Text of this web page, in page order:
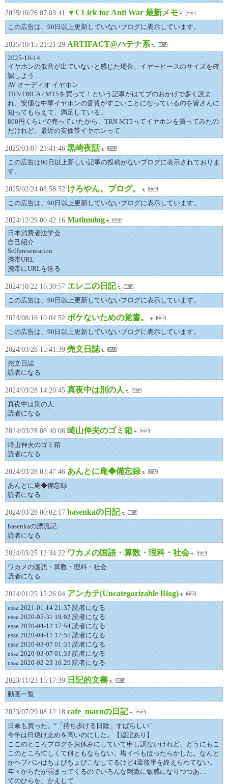
2025/10/26 07:03:41 ▼CLick for Anti War 最新メモ
この広告は、90日以上更新していないブログに表示しています。
2025/10/15 21:21:29 ARTIFACT@ハテナ系
2025-10-14
イヤホンの低音が出ていないと感じた場合、イヤーピースのサイズを確
認しよう
AV オーディオ イヤホン
TRN ORCA / MT5を買って！という記事がはてブのおかげで多く読ま
れ、安価な中華イヤホンの音質がすごいことになっているのを皆さんに
知ってもらえて、満足している。
800円くらいで売っていたから、TRN MT5ってイヤホンを買ってみたの
だけれど、最近の安価帯イヤホンって
2025/03/07 21:41:46 黒崎夜話
この広告は90日以上新しい記事の投稿がないブログに表示されておりま
す。
2025/02/24 08:58:52 けろやん。ブログ。
この広告は、90日以上更新していないブログに表示しています。
2024/12/29 00:42:16 Matimulog
日本消費者法学会
自己紹介
Selfpresentation
携帯URL
携帯にURLを送る
2024/10/22 16:30:57 エレニの日記
この広告は、90日以上更新していないブログに表示しています。
2024/08/16 10:04:52 ボケないための覚書。
この広告は、90日以上更新していないブログに表示しています。
2024/03/28 15:41:39 売文日誌
売文日誌
読者になる
2024/03/28 14:20:45 真夜中は別の人
真夜中は別の人
読者になる
2024/03/28 08:40:06 崎山伸夫のゴミ箱
崎山伸夫のゴミ箱
読者になる
2024/03/28 03:47:46 あんとに庵◆備忘録
あんとに庵◆備忘録
読者になる
2024/03/28 00:02:17 hasenkaの日記
hasenkaの漂流記
読者になる
2024/03/25 12:34:22 ワカメの国語・算数・理科・社会
ワカメの国語・算数・理科・社会
読者になる
2024/01/25 15:26:04 アンカテ(Uncategorizable Blog)
essa 2021-01-14 21:37 読者になる
essa 2020-05-31 19:02 読者になる
essa 2020-04-12 17:54 読者になる
essa 2020-04-11 17:55 読者になる
essa 2020-03-07 01:35 読者になる
essa 2020-03-07 01:33 読者になる
essa 2020-02-23 16:29 読者になる
2023/11/23 15:17:39 日記的文書
動画一覧
2023/07/29 08:12:18 cafe_maruの日記
日傘も買った。"「持ち歩ける日陰」すばらしい"
今年は日焼け止めを高いのにした。【追記あり】
ここのところブログをお休みにしていて申し訳ないけれど、どうにもこ
このところ忙しくて何ともならない。塔イベもほったらかした。なんと
かヘブバンはちょびちょびこなしてるけど4章後半を終えられてない。
年々からだが弱まってくるのでいろんな刺激に敏感になりつつあ…
てのひらを、かえして